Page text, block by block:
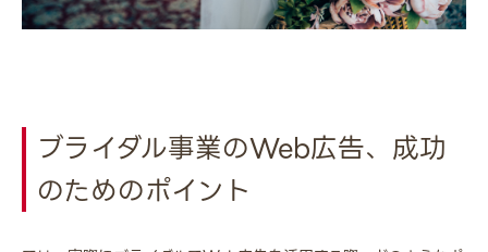
ブライダル事業のWeb広告、成功
のためのポイント